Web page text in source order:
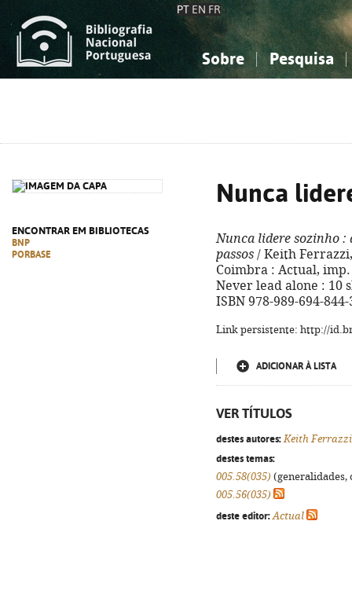
PT EN FR
Sobre Pesquisa
ENCONTRAR EM BIBLIOTECAS
BNP
PORBASE
Nunca
Nunca lidere sozinho :
passos / Keith
Coimbra : Actual,
Never lead alone : 10
ISBN 978-989-694-844-
Link persistente: http://
ADICIONAR À LISTA
VER TÍTULOS
destes autores: Keith Ferrazzi
destes temas:
005.58(035) (generalidades,
005.56(035)
deste editor: Actual